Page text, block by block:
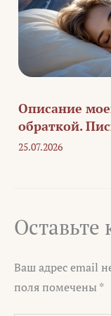
Описание
обраткой.
25.07.2026
Ваш адрес email
поля помечены *